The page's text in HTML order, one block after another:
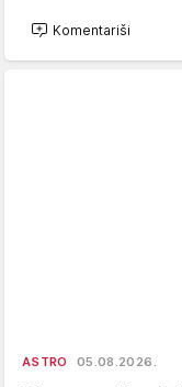
Komentariši
ASTRO 05.08.2026.